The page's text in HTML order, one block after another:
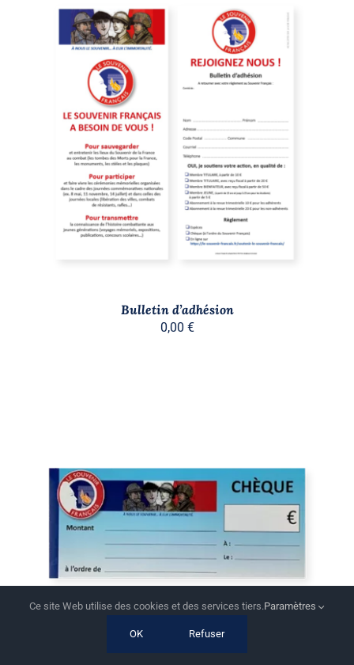
DÉTAILS
Bulletin d’adhésion
0,00 €
AJOUTER AU PANIER
DÉTAILS
Ce site Web utilise des cookies et des services tiers.Paramètres
OK Refuser